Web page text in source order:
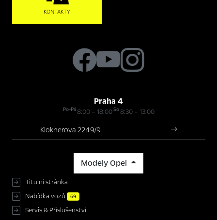
KONTAKTY
Praha 4
Po-Pá8:00 – 18:00So8:30 – 13:00
Kloknerova 2249/9
Modely Opel
Titulní stránka
Nabídka vozů
69
Servis & Příslušenství